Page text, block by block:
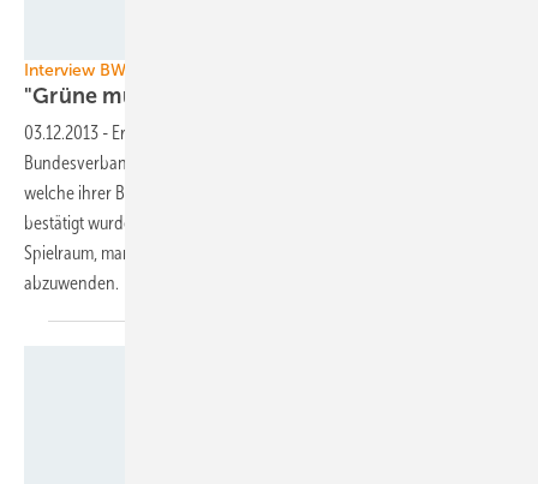
Interview BWE-Präsidentin
"Grüne müssen jetzt
03.12.2013 - Erleichtert? Da muss die Präsidentin des
Bundesverbandes-Windenergie erstmal schlucken, bevor ihr einfällt,
welche ihrer Befürchtungen zu den Plänen der großen Koalition nicht
bestätigt wurden. Doch Sylvia Pilarsky-Grosch sieht auch noch
Spielraum, manche schwarz-roten energiepolitischen Vorhaben
abzuwenden.